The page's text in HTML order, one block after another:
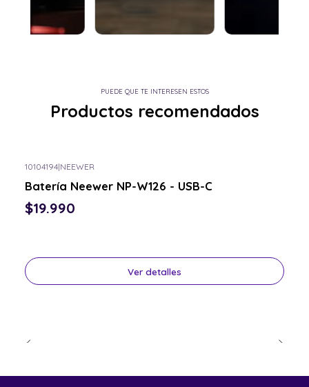
PUEDE QUE TE INTERESEN ESTOS
Productos recomendados
10104194|NEEWER
Batería Neewer NP-W126 - USB-C
$19.990
Ver detalles